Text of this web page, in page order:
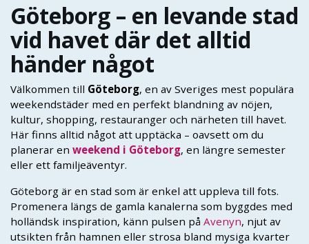
Göteborg – en levande stad
vid havet där det alltid
händer något
Välkommen till Göteborg, en av Sveriges mest populära
weekendstäder med en perfekt blandning av nöjen,
kultur, shopping, restauranger och närheten till havet.
Här finns alltid något att upptäcka – oavsett om du
planerar en weekend i Göteborg, en längre semester
eller ett familjeäventyr.
Göteborg är en stad som är enkel att uppleva till fots.
Promenera längs de gamla kanalerna som byggdes med
holländsk inspiration, känn pulsen på Avenyn, njut av
utsikten från hamnen eller strosa bland mysiga kvarter